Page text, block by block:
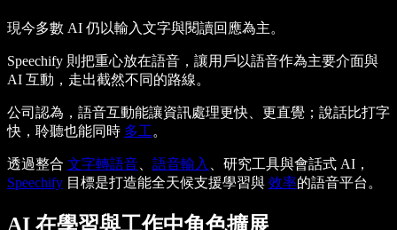
現今多數 AI 仍以輸入文字與閱讀回應為主。
Speechify 則把重心放在語音，讓用戶以語音作為主要介面與
AI 互動，走出截然不同的路線。
公司認為，語音互動能讓資訊處理更快、更直覺；說話比打字
快，聆聽也能同時 多工。
透過整合 文字轉語音 語音輸入
、研究工具與會話式 AI，
Speechify 目標是打造能全天候支援學習與 效率的語音平台。
AI 在學習與工作中角色擴展